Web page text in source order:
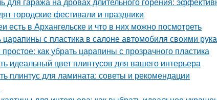
городские фестивали и праздники
есть в Архангельске и что в них можно посмотреть
царапины с пластика в салоне автомобиля своими
как убрать царапины с прозрачного пластика
идеальный цвет плинтусов для вашего интерьера
плинтус для ламината: советы и рекомендации